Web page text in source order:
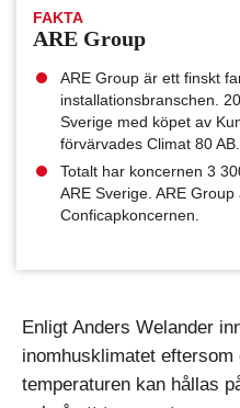
FAKTA
ARE Group
ARE Group är ett finskt
installationsbranschen.
Sverige med köpet av
förvärvades Climat 80 AB.
Totalt har koncernen 3
ARE Sverige. ARE
Conficapkoncernen.
Enligt Anders Welander
inomhusklimatet
temperaturen kan hållas